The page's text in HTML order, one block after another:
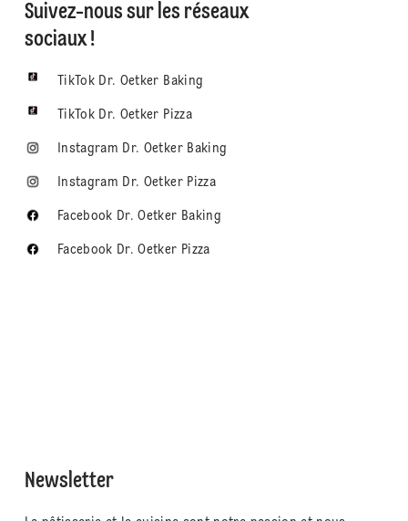
Suivez-nous sur les réseaux
sociaux !
TikTok Dr. Oetker Baking
TikTok Dr. Oetker Pizza
Instagram Dr. Oetker Baking
Instagram Dr. Oetker Pizza
Facebook Dr. Oetker Baking
Facebook Dr. Oetker Pizza
Newsletter